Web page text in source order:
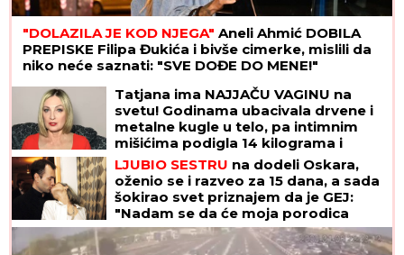
"DOLAZILA JE KOD NJEGA" Aneli Ahmić DOBILA
PREPISKE Filipa Đukića i bivše cimerke, mislili da
niko neće saznati: "SVE DOĐE DO MENE!"
Tatjana ima NAJJAČU VAGINU na
svetu! Godinama ubacivala drvene i
metalne kugle u telo, pa intimnim
mišićima podigla 14 kilograma i
postala globalno poznata
LJUBIO SESTRU na dodeli Oskara,
oženio se i razveo za 15 dana, a sada
šokirao svet priznajem da je GEJ:
"Nadam se da će moja porodica
odabrati razumevanje umesto
osude"